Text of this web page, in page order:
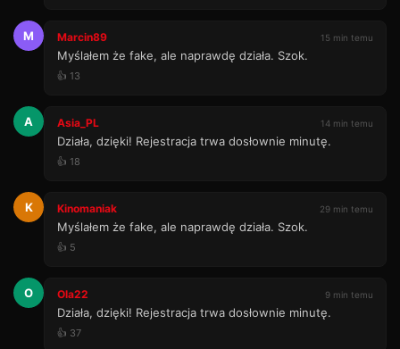
M Marcin89 15 min temu
Myślałem że fake, ale naprawdę działa. Szok.
👍 13
A Asia_PL 14 min temu
Działa, dzięki! Rejestracja trwa dosłownie minutę.
👍 18
K Kinomaniak 29 min temu
Myślałem że fake, ale naprawdę działa. Szok.
👍 5
O Ola22 9 min temu
Działa, dzięki! Rejestracja trwa dosłownie minutę.
👍 37